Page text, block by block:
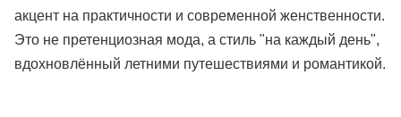
акцент на практичности и современной женственности.
Это не претенциозная мода, а стиль "на каждый день",
вдохновлённый летними путешествиями и романтикой.